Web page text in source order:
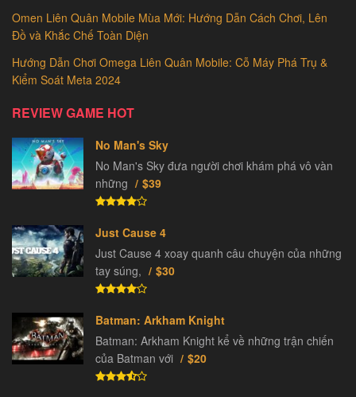
Omen Liên Quân Mobile Mùa Mới: Hướng Dẫn Cách Chơi, Lên
Đồ và Khắc Chế Toàn Diện
Hướng Dẫn Chơi Omega Liên Quân Mobile: Cỗ Máy Phá Trụ &
Kiểm Soát Meta 2024
REVIEW GAME HOT
No Man's Sky
No Man's Sky đưa người chơi khám phá vô vàn
những
$39
Just Cause 4
Just Cause 4 xoay quanh câu chuyện của những
tay súng,
$30
Batman: Arkham Knight
Batman: Arkham Knight kể về những trận chiến
của Batman với
$20